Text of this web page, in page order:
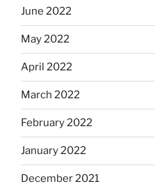
June 2022
May 2022
April 2022
March 2022
February 2022
January 2022
December 2021